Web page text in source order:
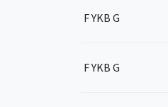
F YKB G
F YKB G